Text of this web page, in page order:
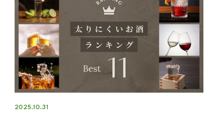
2025.10.31